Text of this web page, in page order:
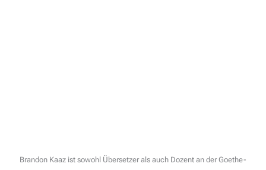
Brandon Kaaz ist sowohl Übersetzer als auch Dozent an der Goethe-